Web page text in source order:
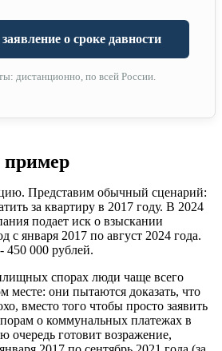
о сроке давности
дистанционно, по всей России.
пример
Представим обычный сценарий:
за квартиру в 2017 году. В 2024
подает иск о взыскании
с января 2017 по август 2024 года.
000 рублей.
спорах люди чаще всего
месте: они пытаются доказать, что
вместо того чтобы просто заявить
о коммунальных платежах в
очередь готовит возражение,